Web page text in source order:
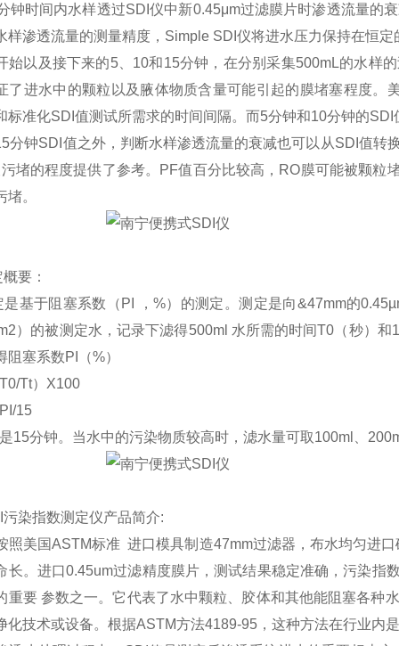
钟时间内水样透过SDI仪中新0.45μm过滤膜片时渗透流量的
样渗透流量的测量精度，Simple SDI仪将进水压力保持在恒定
始以及接下来的5、10和15分钟，在分别采集500mL的水样
了进水中的颗粒以及腋体物质含量可能引起的膜堵塞程度。
标准化SDI值测试所需求的时间间隔。而5分钟和10分钟的
分钟SDI值之外，判断水样渗透流量的衰减也可以从SDI值转
堵的程度提供了参考。PF值百分比较高，RO膜可能被颗粒
堵。
要：
是基于阻塞系数（PI ，%）的测定。测定是向&47mm的
）的被测定水，记录下滤得500ml 水所需的时间T0（秒）
阻塞系数PI（%）
Tt）X100
15
15分钟。当水中的污染物质较高时，滤水量可取100ml、
染指数测定仪产品简介:
美国ASTM标准 进口模具制造47mm过滤器，布水均匀进口
长。进口0.45um过滤精度膜片，测试结果稳定准确，污染指
重要 参数之一。它代表了水中颗粒、胶体和其他能阻塞各种
化技术或设备。根据ASTM方法4189-95，这种方法在行业内